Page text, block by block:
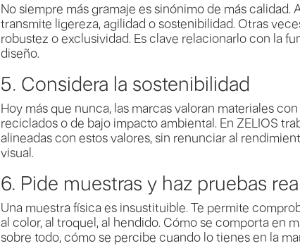
No siempre más gramaje es sinónimo de más calidad.
transmite ligereza, agilidad o sostenibilidad. Otras
robustez o exclusividad. Es clave relacionarlo con la
diseño.
5. Considera la sostenibilidad
Hoy más que nunca, las marcas valoran materiales
reciclados o de bajo impacto ambiental. En ZELIOS
alineadas con estos valores, sin renunciar al
visual.
6. Pide muestras y haz pruebas
Una muestra física es insustituible. Te permite
al color, al troquel, al hendido. Cómo se comporta en
sobre todo, cómo se percibe cuando lo tienes en la